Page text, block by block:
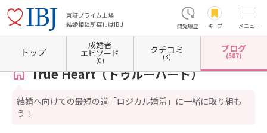
東証プライム上場
結婚相談所探しはIBJ
閲覧履歴 キープ メニュー
ホーム 大阪府の結婚相談所 大阪府大阪市 大阪府大阪市中央区 True Heart（トゥル
True Heart（トゥルーハート）
結婚へ向けての最短の道「ロジカル婚活」に一緒に取り組も
う！
トップ
成婚者
エピソード
(0)
クチコミ
(3)
ブログ
(587)